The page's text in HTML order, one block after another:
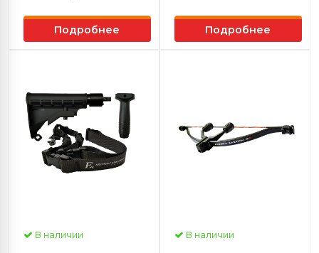
Подробнее Подробнее
В наличии В наличии